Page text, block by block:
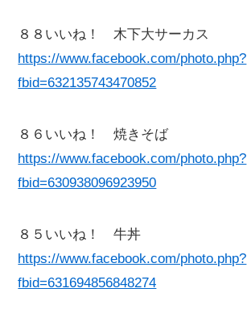
８８いいね！ 木下大サーカス
https://www.facebook.com/photo.php?
fbid=632135743470852
８６いいね！ 焼きそば
https://www.facebook.com/photo.php?
fbid=630938096923950
８５いいね！ 牛丼
https://www.facebook.com/photo.php?
fbid=631694856848274